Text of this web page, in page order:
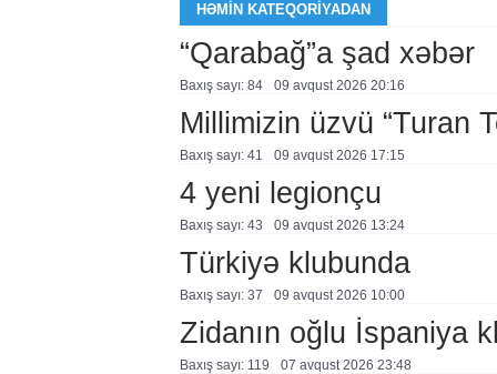
HƏMIN KATEQORIYADAN
“Qarabağ”a şad xəbər
Baxış sayı: 84 09 avqust 2026 20:16
Millimizin üzvü “Turan
Baxış sayı: 41 09 avqust 2026 17:15
4 yeni legionçu
Baxış sayı: 43 09 avqust 2026 13:24
Türkiyə klubunda
Baxış sayı: 37 09 avqust 2026 10:00
Zidanın oğlu İspaniya
Baxış sayı: 119 07 avqust 2026 23:48